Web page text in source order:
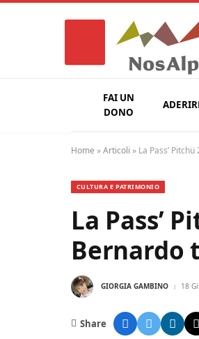
FAI UN
DONO
Home »Articoli » La Pass’
CULTURA E PATRIMONIO
La Pass’
Bernardo
GIORGIA GAMBINO 18
Share